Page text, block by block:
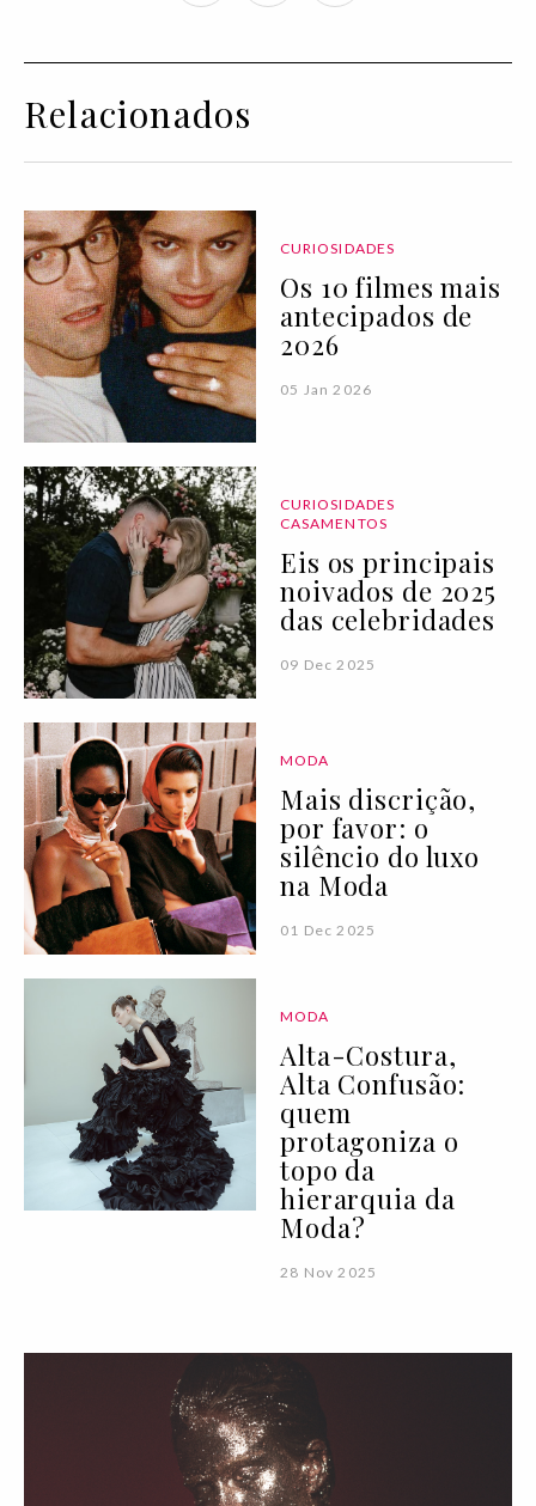
Relacionados
CURIOSIDADES
Os 10 filmes mais
antecipados de
2026
05 Jan 2026
CURIOSIDADES
CASAMENTOS
Eis os principais
noivados de 2025
das celebridades
09 Dec 2025
MODA
Mais discrição,
por favor: o
silêncio do luxo
na Moda
01 Dec 2025
MODA
Alta-Costura,
Alta Confusão:
quem
protagoniza o
topo da
hierarquia da
Moda?
28 Nov 2025